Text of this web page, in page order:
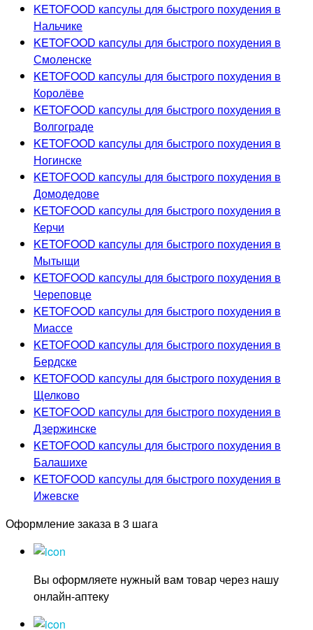
KETOFOOD капсулы для быстрого похудения в
Нальчике
KETOFOOD капсулы для быстрого похудения в
Смоленске
KETOFOOD капсулы для быстрого похудения в
Королёве
KETOFOOD капсулы для быстрого похудения в
Волгограде
KETOFOOD капсулы для быстрого похудения в
Ногинске
KETOFOOD капсулы для быстрого похудения в
Домодедове
KETOFOOD капсулы для быстрого похудения в
Керчи
KETOFOOD капсулы для быстрого похудения в
Мытыщи
KETOFOOD капсулы для быстрого похудения в
Череповце
KETOFOOD капсулы для быстрого похудения в
Миассе
KETOFOOD капсулы для быстрого похудения в
Бердске
KETOFOOD капсулы для быстрого похудения в
Щелково
KETOFOOD капсулы для быстрого похудения в
Дзержинске
KETOFOOD капсулы для быстрого похудения в
Балашихе
KETOFOOD капсулы для быстрого похудения в
Ижевске
Оформление заказа в 3 шага
Вы оформляете нужный вам товар через нашу
онлайн-аптеку